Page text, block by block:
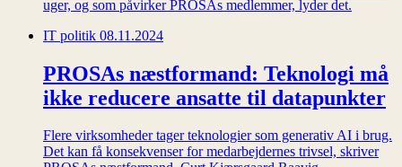
uger, og som påvirker PROSAs medlemmer, lyder det.
IT politik 08.11.2024
PROSAs næstformand: Teknologi må
ikke reducere ansatte til datapunkter
Flere virksomheder tager teknologier som generativ AI i brug.
Det kan få konsekvenser for medarbejdernes trivsel, skriver